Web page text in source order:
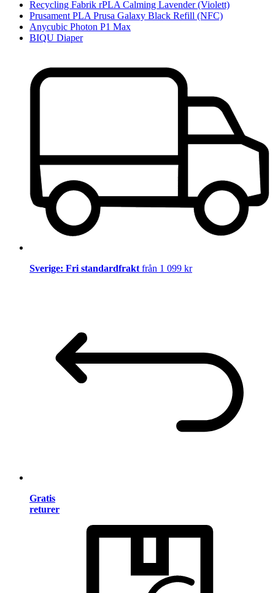
Recycling Fabrik rPLA Calming Lavender (Violett)
Prusament PLA Prusa Galaxy Black Refill (NFC)
Anycubic Photon P1 Max
BIQU Diaper
Sverige: Fri standardfrakt från 1 099 kr
Gratis
returer